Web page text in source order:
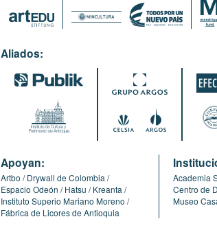
Aliados:
Apoyan:
Artbo
Drywall de Colombia
Espacio Odeón
Hatsu
Kreanta
Instituto Superio Mariano Moreno
Fábrica de Licores de Antioquia
Academia
Centro de
Museo